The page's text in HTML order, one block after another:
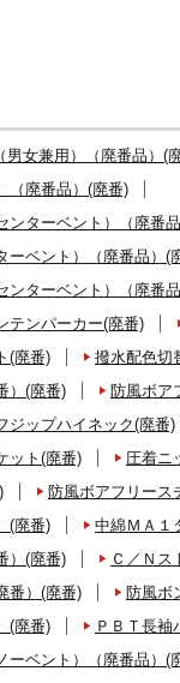
男女兼用）（廃番品）(
（廃番品）(廃番)
ンターベント）（廃番
ーベント）（廃番品）(
ンターベント）（廃番
テンパーカー(廃番)
(廃番)
撥水配色切
）(廃番)
防風ボア
ジップハイネック(廃番)
ット(廃番)
圧着ニ
防風ボアフリース
(廃番)
中綿ＭＡ１
）(廃番)
Ｃ／Ｎス
番）(廃番)
防風ボ
(廃番)
ＰＢＴ長袖
ーベント）（廃番品）(